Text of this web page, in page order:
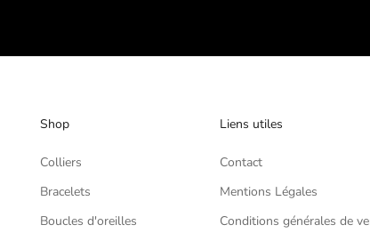
Shop
Colliers
Bracelets
Boucles d'oreilles
Liens utiles
Contact
Mentions Légales
Conditions générales de